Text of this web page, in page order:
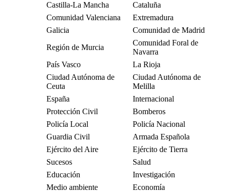
Castilla-La Mancha
Cataluña
Comunidad Valenciana
Extremadura
Galicia
Comunidad de Madrid
Región de Murcia
Comunidad Foral de
Navarra
País Vasco
La Rioja
Ciudad Autónoma de
Ceuta
Ciudad Autónoma de
Melilla
España
Internacional
Protección Civil
Bomberos
Policía Local
Policía Nacional
Guardia Civil
Armada Española
Ejército del Aire
Ejército de Tierra
Sucesos
Salud
Educación
Investigación
Medio ambiente
Economía